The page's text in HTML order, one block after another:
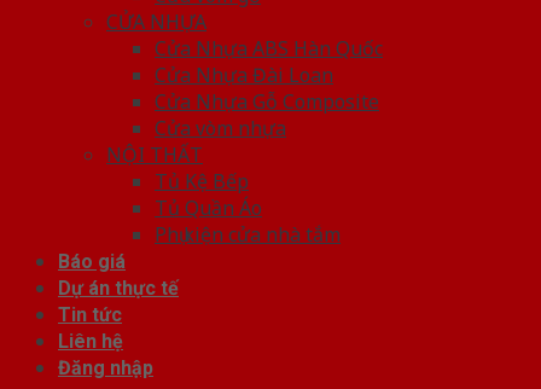
CỬA NHỰA
Cửa Nhựa ABS Hàn Quốc
Cửa Nhựa Đài Loan
Cửa Nhựa Gỗ Composite
Cửa vòm nhựa
NỘI THẤT
Tủ Kệ Bếp
Tủ Quần Áo
Phụ kiện cửa nhà tắm
Báo giá
Dự án thực tế
Tin tức
Liên hệ
Đăng nhập